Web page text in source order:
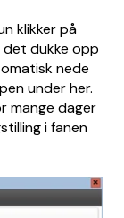
klikker på
det dukke opp
nede
under her.
mange dager
i fanen